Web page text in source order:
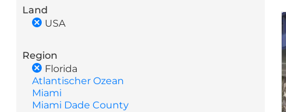
Land
USA
Region
Florida
Atlantischer Ozean
Miami
Miami Dade County